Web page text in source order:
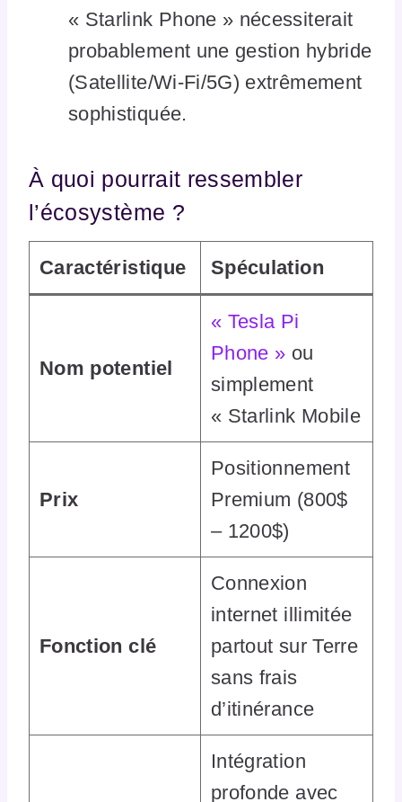
« Starlink Phone » nécessiterait
probablement une gestion hybride
(Satellite/Wi-Fi/5G) extrêmement
sophistiquée.
À quoi pourrait ressembler
l’écosystème ?
Caractéristique Spéculation
Nom potentiel
« Tesla Pi
Phone » ou
simplement
« Starlink Mobile
Prix
Positionnement
Premium (800$
– 1200$)
Fonction clé
Connexion
internet illimitée
partout sur Terre
sans frais
d’itinérance
Intégration
profonde avec